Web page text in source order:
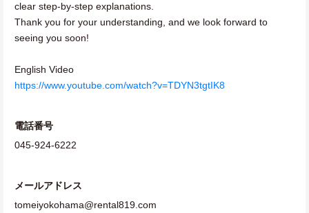
clear step-by-step explanations.
Thank you for your understanding, and we look forward to
seeing you soon!
English Video
https://www.youtube.com/watch?v=TDYN3tgtIK8
電話番号
045-924-6222
メールアドレス
tomeiyokohama@rental819.com